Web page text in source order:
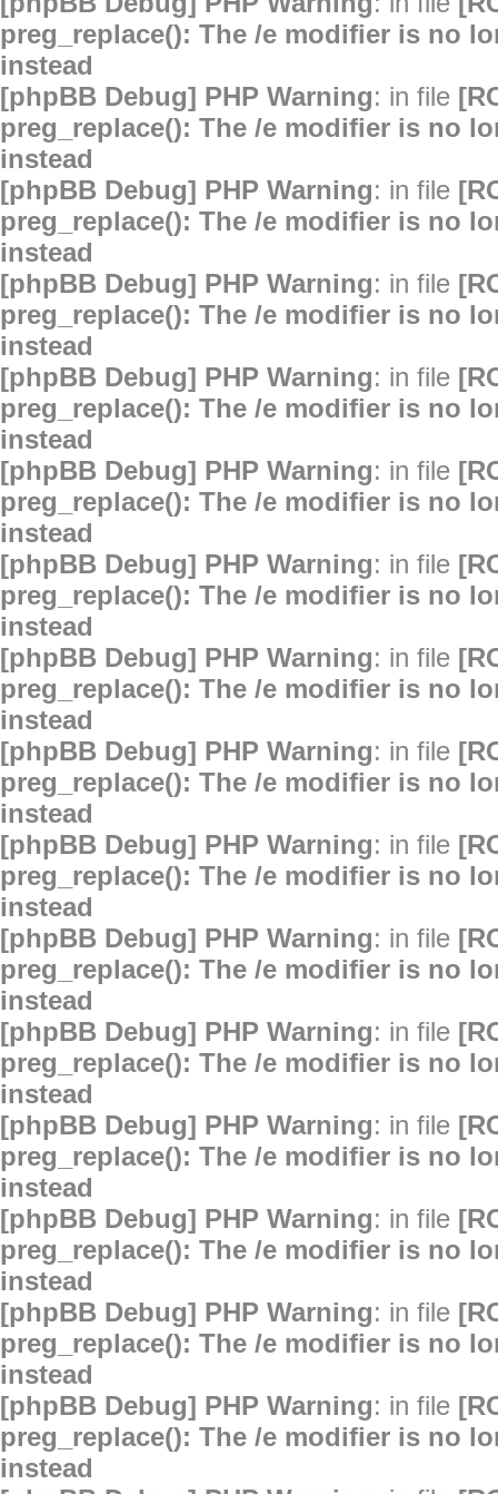
preg_replace(): The /e modifier is no
instead
[phpBB Debug] PHP Warning: in file
preg_replace(): The /e modifier is no
instead
[phpBB Debug] PHP Warning: in file
preg_replace(): The /e modifier is no
instead
[phpBB Debug] PHP Warning: in file
preg_replace(): The /e modifier is no
instead
[phpBB Debug] PHP Warning: in file
preg_replace(): The /e modifier is no
instead
[phpBB Debug] PHP Warning: in file
preg_replace(): The /e modifier is no
instead
[phpBB Debug] PHP Warning: in file
preg_replace(): The /e modifier is no
instead
[phpBB Debug] PHP Warning: in file
preg_replace(): The /e modifier is no
instead
[phpBB Debug] PHP Warning: in file
preg_replace(): The /e modifier is no
instead
[phpBB Debug] PHP Warning: in file
preg_replace(): The /e modifier is no
instead
[phpBB Debug] PHP Warning: in file
preg_replace(): The /e modifier is no
instead
[phpBB Debug] PHP Warning: in file
preg_replace(): The /e modifier is no
instead
[phpBB Debug] PHP Warning: in file
preg_replace(): The /e modifier is no
instead
[phpBB Debug] PHP Warning: in file
preg_replace(): The /e modifier is no
instead
[phpBB Debug] PHP Warning: in file
preg_replace(): The /e modifier is no
instead
[phpBB Debug] PHP Warning: in file
preg_replace(): The /e modifier is no
instead